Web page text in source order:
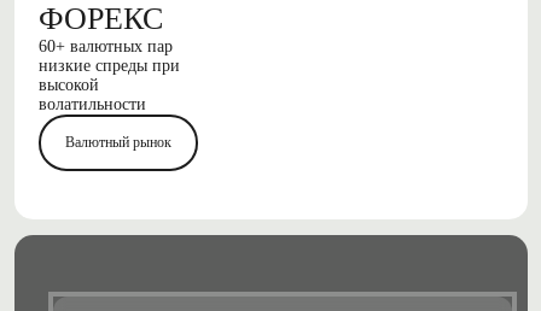
ФОРЕКС
60+ валютных пар
низкие спреды при
высокой
волатильности
Валютный рынок